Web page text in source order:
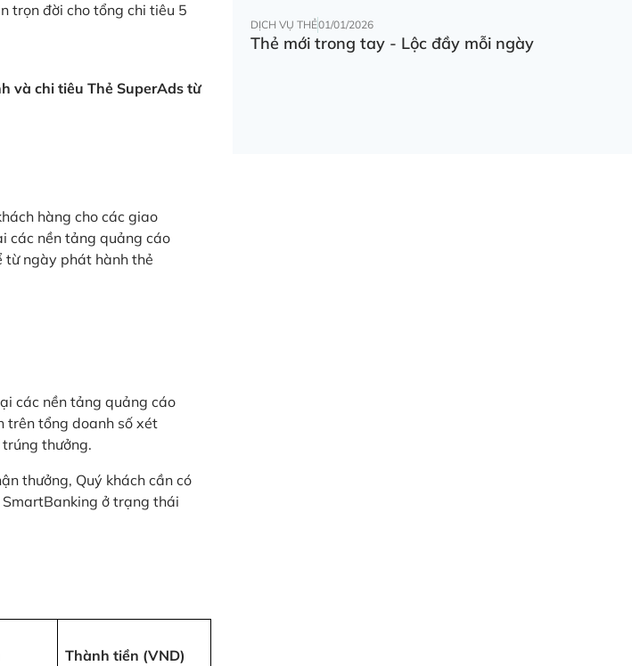
trọn đời cho tổng chi tiêu 5
và chi tiêu Thẻ SuperAds từ
hàng cho các giao
các nền tảng quảng cáo
từ ngày phát hành thẻ
các nền tảng quảng cáo
trên tổng doanh số xét
thưởng.
thưởng, Quý khách cần có
ở trạng thái
Thành tiền (VND)
DỊCH VỤ THẺ01/01/2026
Thẻ mới trong tay - Lộc đầy mỗi ngày